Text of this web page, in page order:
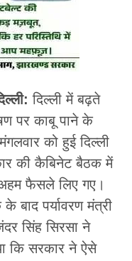
दिल्ली में बढ़ते
पर काबू पाने के
को हुई दिल्ली
की कैबिनेट बैठक में
फैसले लिए गए।
बाद पर्यावरण मंत्री
सिंह सिरसा ने
कि सरकार ने ऐसे